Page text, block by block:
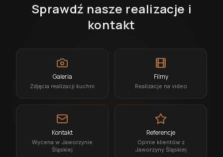
Sprawdź nasze realizacje i
kontakt
Galeria
Zdjęcia realizacji kuchni
Filmy
Realizacje na video
Kontakt
Wycena w Jaworzynie
Śląskiej
Referencje
Opinie klientów z
Jaworzyny Śląskiej